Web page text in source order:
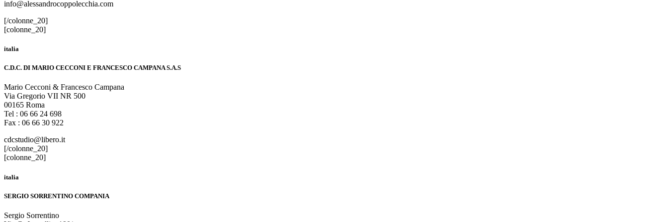
info@alessandrocoppolecchia.com
[/colonne_20]
[colonne_20]
italia
C.D.C. DI MARIO CECCONI E FRANCESCO CAMPANA S.A.S
Mario Cecconi & Francesco Campana
Via Gregorio VII NR 500
00165 Roma
Tel : 06 66 24 698
Fax : 06 66 30 922
cdcstudio@libero.it
[/colonne_20]
[colonne_20]
italia
SERGIO SORRENTINO COMPANIA
Sergio Sorrentino